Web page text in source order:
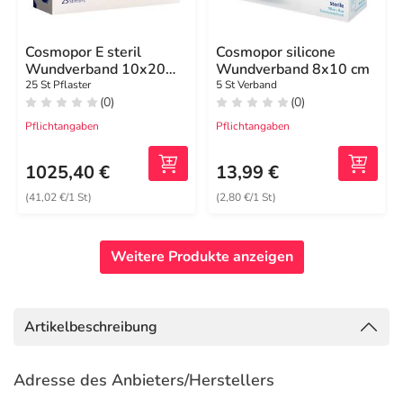
Cosmopor E steril
Wundverband 10x20
cm
25 St Pflaster
(0)
Pflichtangaben
1025,40 €
(41,02 €/1 St)
Cosmopor silicone
Wundverband 8x10 cm
5 St Verband
(0)
Pflichtangaben
13,99 €
(2,80 €/1 St)
Weitere Produkte anzeigen
Artikelbeschreibung
Adresse des Anbieters/Herstellers